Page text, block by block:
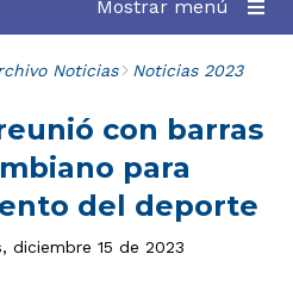
Mostrar menú
Noticias Noticias 2023
con barras
para
del deporte
diciembre 15 de 2023